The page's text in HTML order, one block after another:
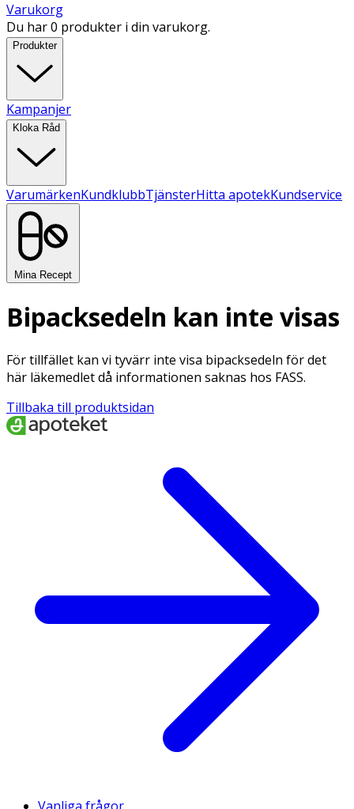
Varukorg
Du har 0 produkter i din varukorg.
Produkter
Kampanjer
Kloka Råd
VarumärkenKundklubbTjänsterHitta apotekKundservice
Mina Recept
Bipacksedeln kan inte visas
För tillfället kan vi tyvärr inte visa bipacksedeln för det
här läkemedlet då informationen saknas hos FASS.
Tillbaka till produktsidan